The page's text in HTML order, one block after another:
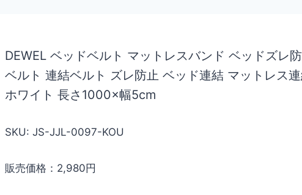
DEWEL ベッドベルト マットレスバンド ベッドズレ
ベルト 連結ベルト ズレ防止 ベッド連結 マットレス
ホワイト 長さ1000×幅5cm
SKU: JS-JJL-0097-KOU
販売価格：2,980円